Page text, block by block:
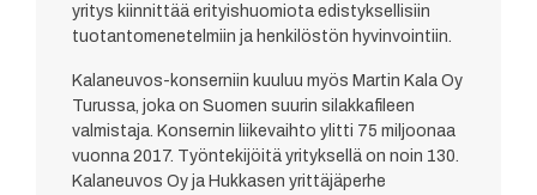
yritys kiinnittää erityishuomiota edistyksellisiin
tuotantomenetelmiin ja henkilöstön hyvinvointiin.
Kalaneuvos-konserniin kuuluu myös Martin Kala Oy
Turussa, joka on Suomen suurin silakkafileen
valmistaja. Konsernin liikevaihto ylitti 75 miljoonaa
vuonna 2017. Työntekijöitä yrityksellä on noin 130.
Kalaneuvos Oy ja Hukkasen yrittäjäperhe